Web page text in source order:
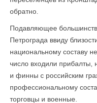
обратно.
Подавляющее
Петрограда ввиду
национальному составу
число входили прибалты,
и финны с российским
профессиональному
торговцы и военные.